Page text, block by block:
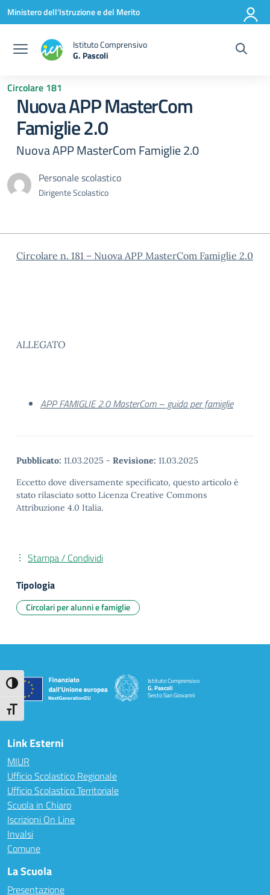
Attiva/disattiva alto contrasto
Attiva/disattiva dimensione testo
Vai ai contenuti
Vai al menu di navigazione
Vai al footer
Ministero dell'Istruzione e del Merito
Istituto Comprensivo
G. Pascoli
Circolare 181
Nuova APP MasterCom
Famiglie 2.0
Nuova APP MasterCom Famiglie 2.0
Personale scolastico
Dirigente Scolastico
Circolare n. 181 – Nuova APP MasterCom Famiglie 2.0
ALLEGATO
APP FAMIGLIE 2.0 MasterCom – guida per famiglie
Pubblicato: 11.03.2025 - Revisione: 11.03.2025
Eccetto dove diversamente specificato, questo articolo è
stato rilasciato sotto Licenza Creative Commons
Attribuzione 4.0 Italia.
Stampa / Condividi
Tipologia
Circolari per alunni e famiglie
Istituto Comprensivo
G. Pascoli
Sesto San Giovanni
Link Esterni
MIUR
Ufficio Scolastico Regionale
Ufficio Scolastico Territoriale
Scuola in Chiaro
Iscrizioni On Line
Invalsi
Comune
La Scuola
Presentazione